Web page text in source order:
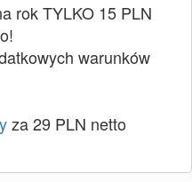
rok TYLKO 15 PLN
warunków
za 29 PLN netto